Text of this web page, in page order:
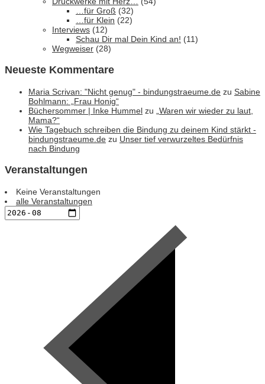
…für Groß (32)
…für Klein (22)
Interviews (12)
Schau Dir mal Dein Kind an! (11)
Wegweiser (28)
Neueste Kommentare
Maria Scrivan: "Nicht genug" - bindungstraeume.de zu Sabine
Bohlmann: „Frau Honig“
Büchersommer | Inke Hummel zu
„Waren wir wieder zu laut,
Mama?“
Wie Tagebuch schreiben die Bindung zu deinem Kind stärkt -
bindungstraeume.de zu Unser tief verwurzeltes Bedürfnis
nach Bindung
Veranstaltungen
Keine Veranstaltungen
alle Veranstaltungen